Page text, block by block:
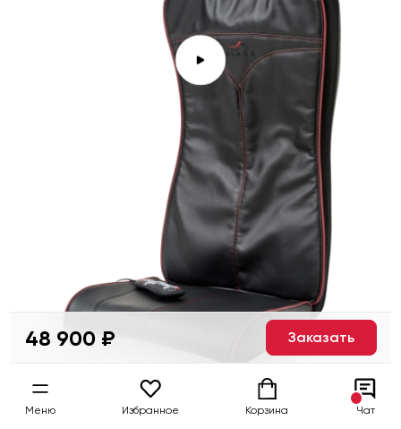
48 900 ₽ Заказать
Меню Избранное Корзина Чат